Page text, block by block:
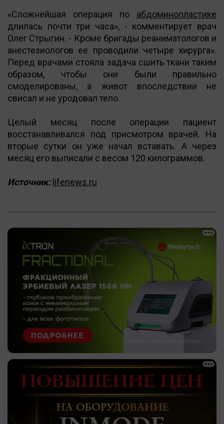
«Сложнейшая операция по абдоминопластике
длилась почти три часа», - комментирует врач
Олег Стрыгин. - Кроме бригады реаниматологов и
анестезиологов ее проводили четыре хирурга».
Перед врачами стояла задача сшить ткани таким
образом, чтобы они были правильно
смоделированы, а живот впоследствии не
свисал и не уродовал тело.
Целый месяц после операции пациент
восстанавливался под присмотром врачей. На
вторые сутки он уже начал вставать. А через
месяц его выписали с весом 120 килограммов.
Источник: lifenews.ru